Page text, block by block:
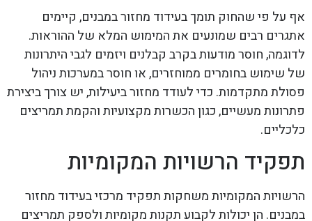
אף על פי שהחוק תומך בעידוד מחזור במבנים, קיימים
אתגרים רבים שמונעים את המימוש המלא של ההוראות.
לדוגמה, חוסר מודעות בקרב קבלנים ויזמים לגבי היתרונות
של שימוש בחומרים ממוחזרים, או חוסר במערכות ניהול
פסולת מתקדמות. כדי לעודד מחזור ביעילות, יש צורך ביצירת
פתרונות מעשיים, כגון הכשרות מקצועיות והקמת תמריצים
כלכליים.
תפקיד הרשויות המקומיות
הרשויות המקומיות משחקות תפקיד מרכזי בעידוד מחזור
במבנים. הן יכולות לקבוע תקנות מקומיות ולספק תמריצים